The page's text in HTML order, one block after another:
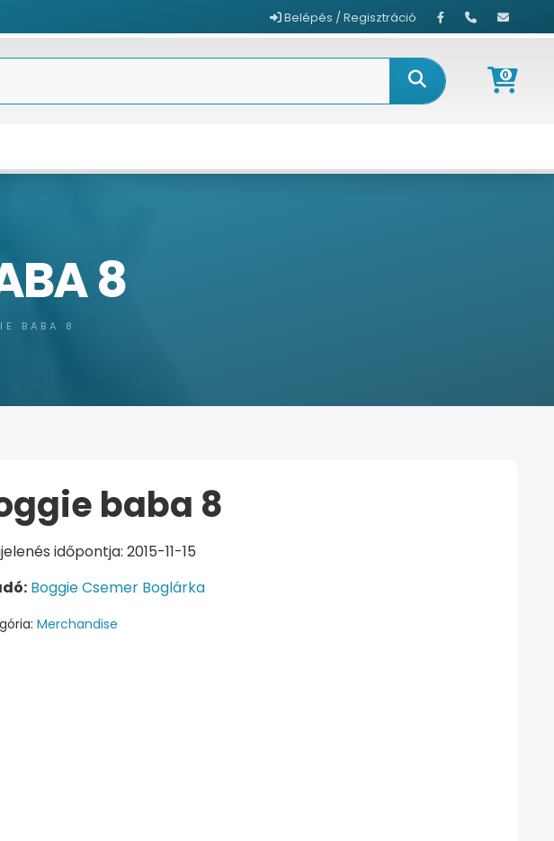
Belépés / Regisztráció
0
8
BABA 8
baba 8
időpontja: 2015-11-15
Boggie Csemer Boglárka
Merchandise